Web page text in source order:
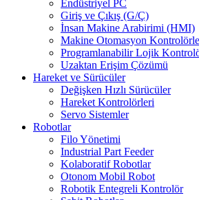
Endüstriyel PC
Giriş ve Çıkış (G/Ç)
İnsan Makine Arabirimi (HMI)
Makine Otomasyon
Programlanabilir Lojik
Uzaktan Erişim Çözümü
Hareket ve Sürücüler
Değişken Hızlı Sürücüler
Hareket Kontrolörleri
Servo Sistemler
Robotlar
Filo Yönetimi
Industrial Part Feeder
Kolaboratif Robotlar
Otonom Mobil Robot
Robotik Entegreli Kontrolör